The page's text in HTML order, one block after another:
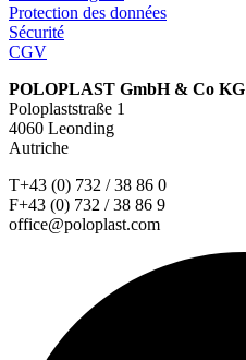
Protection des données
Sécurité
CGV
POLOPLAST GmbH & Co KG
Poloplaststraße 1
4060 Leonding
Autriche
T+43 (0) 732 / 38 86 0
F+43 (0) 732 / 38 86 9
office@poloplast.com